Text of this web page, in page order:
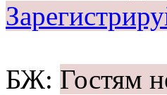
БЖ: Гостям